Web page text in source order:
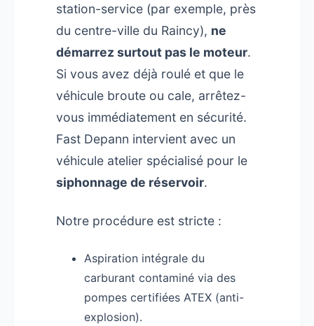
station-service (par exemple, près
du centre-ville du Raincy), ne
démarrez surtout pas le moteur.
Si vous avez déjà roulé et que le
véhicule broute ou cale, arrêtez-
vous immédiatement en sécurité.
Fast Depann intervient avec un
véhicule atelier spécialisé pour le
siphonnage de réservoir.
Notre procédure est stricte :
Aspiration intégrale du
carburant contaminé via des
pompes certifiées ATEX (anti-
explosion).